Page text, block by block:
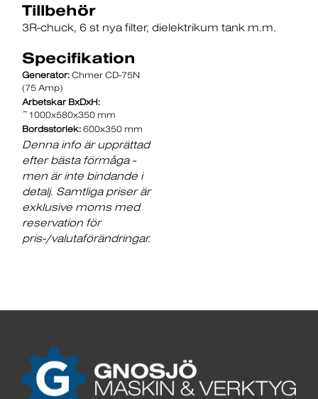
Tillbehör
3R-chuck 6 st nya filter dielektrikum tank m.m.
Specifikation
Generator: Chmer CD-75N
(75 Amp)
Arbetskar BxDxH:
~1000x580x350 mm
Bordsstorlek: 600x350 mm
Denna info är upprättad
efter bästa förmåga -
men är inte bindande i
detalj. Samtliga priser är
exklusive moms med
reservation för
pris-/valutaförändringar.